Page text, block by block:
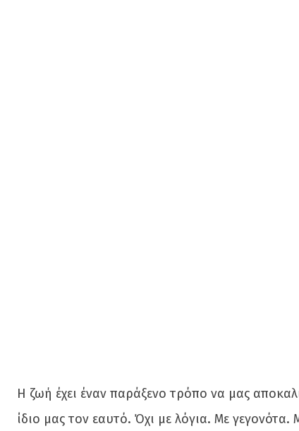
Η ζωή έχει έναν παράξενο τρόπο να μας
ίδιο μας τον εαυτό. Όχι με λόγια. Με